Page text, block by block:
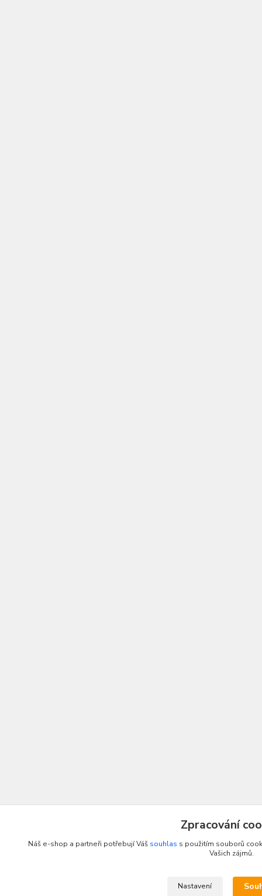
Zpracování
Náš e-shop a partneři potřebují Váš souhlas s použitím souborů
Vašich zájmů.
Nastavení